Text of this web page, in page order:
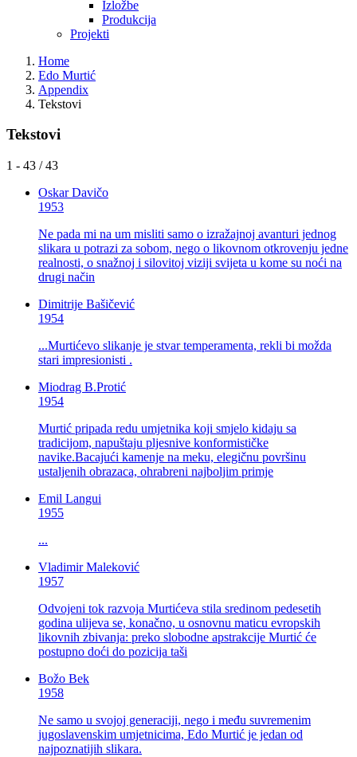
Izložbe
Produkcija
Projekti
Home
Edo Murtić
Appendix
Tekstovi
Tekstovi
1 - 43 / 43
Oskar Davičo
1953
Ne pada mi na um misliti samo o izražajnoj avanturi jednog
slikara u potrazi za sobom, nego o likovnom otkrovenju jedne
realnosti, o snažnoj i silovitoj viziji svijeta u kome su noći na
drugi način
Dimitrije Bašičević
1954
...Murtićevo slikanje je stvar temperamenta, rekli bi možda
stari impresionisti .
Miodrag B.Protić
1954
Murtić pripada redu umjetnika koji smjelo kidaju sa
tradicijom, napuštaju pljesnive konformističke
navike.Bacajući kamenje na meku, elegičnu površinu
ustaljenih obrazaca, ohrabreni najboljim primje
Emil Langui
1955
...
Vladimir Maleković
1957
Odvojeni tok razvoja Murtićeva stila sredinom pedesetih
godina ulijeva se, konačno, u osnovnu maticu evropskih
likovnih zbivanja: preko slobodne apstrakcije Murtić će
postupno doći do pozicija taši
Božo Bek
1958
Ne samo u svojoj generaciji, nego i među suvremenim
jugoslavenskim umjetnicima, Edo Murtić je jedan od
najpoznatijih slikara.